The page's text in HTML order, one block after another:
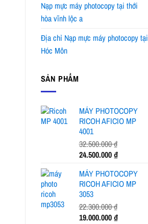
Nạp mực máy photocopy tại thới
hòa vĩnh lộc a
Địa chỉ Nạp mực máy photocopy tại
Hóc Môn
SẢN PHẨM
MÁY PHOTOCOPY
RICOH AFICIO MP
4001
32.500.000₫
Giá
là:
32.500.000 ₫.
24.500.000₫Giá
tại
là:
MÁY PHOTOCOPY
RICOH AFICIO MP
3053
22.300.000₫
Giá
19.000.000₫Giá